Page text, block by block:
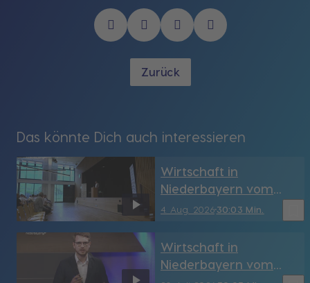
Zurück
Das könnte Dich auch interessieren
4. Aug. 202630:03 Min.
Wirtschaft in
Niederbayern vom
4.08.2026
Wirtschaft in
Niederbayern vom